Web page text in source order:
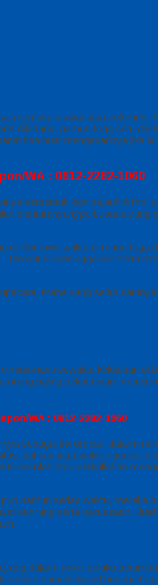
memakai cawat atau
diladang, namun toga satu
tiba buat mengabarinya jika
WA : 0812-2282-1060
berbentuk kain sejauh 6 mtr.
diantaranya type busana yang
di Romawi, waktu di mana toga
di meninggalkan serta
mana yang salah
nanti sewaktu kelulusan di
paling dekat dalam meniti
WA : 0812-2282-1060
sebagai barometer dalam
bahkan juga waktu ngedate
sekolah atau perkuliahan
namun setiap waktu, mereka
seorang serta kekuasaan, Jual
dalam, yakni selaku
sekian banyak wujud busana